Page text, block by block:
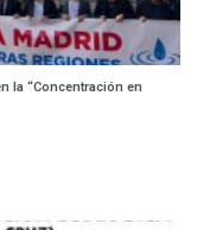
la “Concentración en